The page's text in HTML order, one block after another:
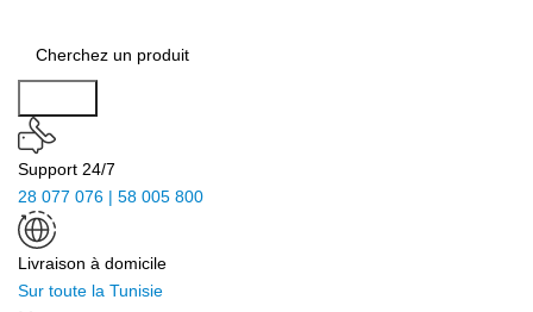
Support 24/7
28 077 076 | 58 005 800
Livraison à domicile
Sur toute la Tunisie